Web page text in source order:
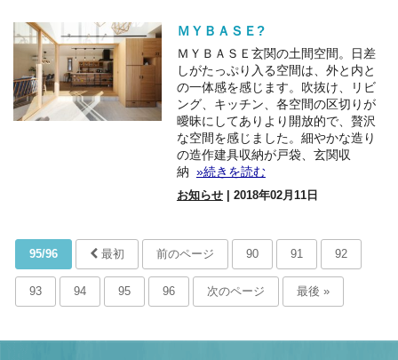
ＭＹＢＡＳＥ?
ＭＹＢＡＳＥ玄関の土間空間。日差
しがたっぷり入る空間は、外と内と
の一体感を感じます。吹抜け、リビ
ング、キッチン、各空間の区切りが
曖昧にしてありより開放的で、贅沢
な空間を感じました。細やかな造り
の造作建具収納が戸袋、玄関収
納 »続きを読む
お知らせ| 2018年02月11日
95/96 最初 前のページ 90 91 92
93 94 95 96 次のページ 最後 »